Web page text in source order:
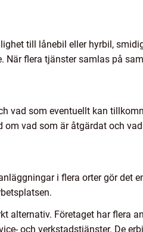
till lånebil eller hyrbil,
När flera tjänster samlas på
vad som eventuellt kan
vad som är åtgärdat och
i flera orter gör det
alternativ. Företaget har flera
och verkstadstjänster. De